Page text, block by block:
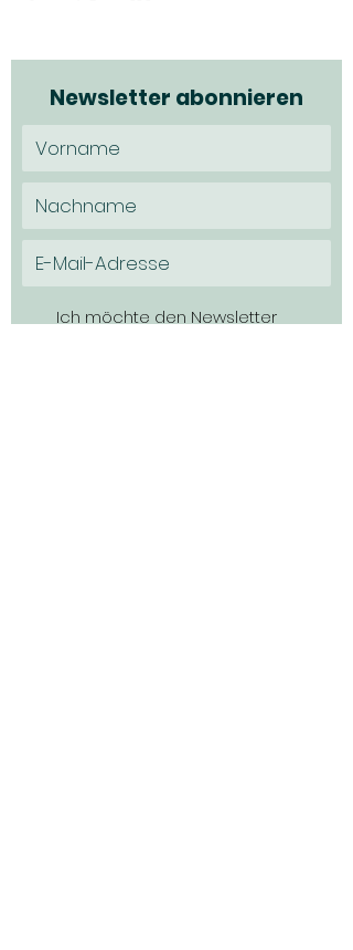
Newsletter abonnieren
Ich möchte den Newsletter